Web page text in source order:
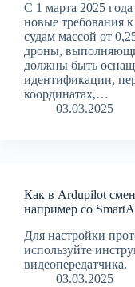
С 1 марта 2025
новые требования
судам массой от
дроны,
должны быть
идентификации,
координатах,…
03.03.2025
Как в Ardupilot
например со
Для настройки
используйте
видеопередатчика.
03.03.2025